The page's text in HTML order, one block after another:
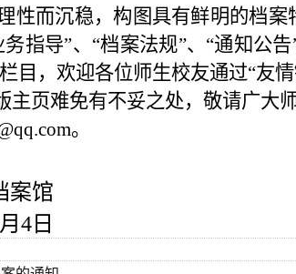
性而沉稳，构图具有鲜明的档
指导”、“档案法规”、“通知公
目，欢迎各位师生校友通过“友
页难免有不妥之处，敬请广大
。
案馆
月 4 日